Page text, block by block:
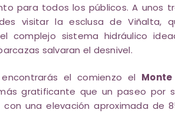
para todos los públicos. A unos
visitar la esclusa de Viñalta,
complejo sistema hidráulico
salvaran el desnivel.
el comienzo el Monte
gratificante que un paseo por
con una elevación aproximada de